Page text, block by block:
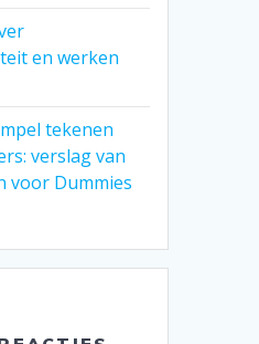
en werken
tekenen
verslag van
voor Dummies